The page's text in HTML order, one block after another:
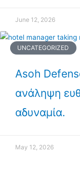
June 12, 2026
UNCATEGORIZED
Asoh
ανάληψη
αδυναμία.
May 12, 2026